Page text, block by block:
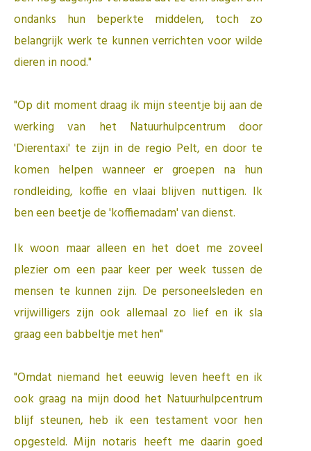
ondanks hun beperkte middelen, toch zo
belangrijk werk te kunnen verrichten voor wilde
dieren in nood."
"Op dit moment draag ik mijn steentje bij aan de
werking van het Natuurhulpcentrum door
'Dierentaxi' te zijn in de regio Pelt, en door te
komen helpen wanneer er groepen na hun
rondleiding, koffie en vlaai blijven nuttigen. Ik
ben een beetje de 'koffiemadam' van dienst.
Ik woon maar alleen en het doet me zoveel
plezier om een paar keer per week tussen de
mensen te kunnen zijn. De personeelsleden en
vrijwilligers zijn ook allemaal zo lief en ik sla
graag een babbeltje met hen"
"Omdat niemand het eeuwig leven heeft en ik
ook graag na mijn dood het Natuurhulpcentrum
blijf steunen, heb ik een testament voor hen
opgesteld. Mijn notaris heeft me daarin goed